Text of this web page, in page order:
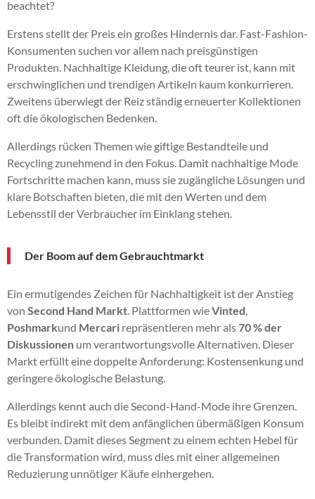
beachtet?
Erstens stellt der Preis ein großes Hindernis dar. Fast-Fashion-
Konsumenten suchen vor allem nach preisgünstigen
Produkten. Nachhaltige Kleidung, die oft teurer ist, kann mit
erschwinglichen und trendigen Artikeln kaum konkurrieren.
Zweitens überwiegt der Reiz ständig erneuerter Kollektionen
oft die ökologischen Bedenken.
Allerdings rücken Themen wie giftige Bestandteile und
Recycling zunehmend in den Fokus. Damit nachhaltige Mode
Fortschritte machen kann, muss sie zugängliche Lösungen und
klare Botschaften bieten, die mit den Werten und dem
Lebensstil der Verbraucher im Einklang stehen.
Der Boom auf dem Gebrauchtmarkt
Ein ermutigendes Zeichen für Nachhaltigkeit ist der Anstieg
von Second Hand Markt . Plattformen wieVinted
Poshmarkund Mercari repräsentieren mehr als70 % der
Diskussionen um verantwortungsvolle Alternativen. Dieser
Markt erfüllt eine doppelte Anforderung: Kostensenkung und
geringere ökologische Belastung.
Allerdings kennt auch die Second-Hand-Mode ihre Grenzen.
Es bleibt indirekt mit dem anfänglichen übermäßigen Konsum
verbunden. Damit dieses Segment zu einem echten Hebel für
die Transformation wird, muss dies mit einer allgemeinen
Reduzierung unnötiger Käufe einhergehen.